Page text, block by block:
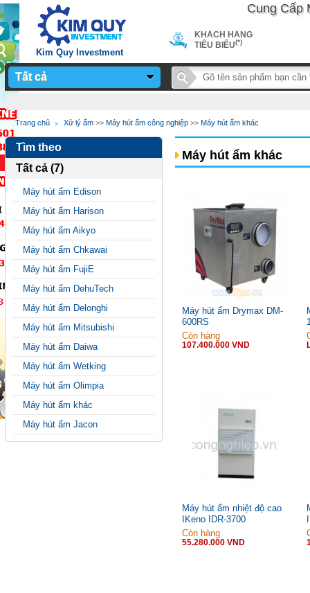
Cung Cấp
Kim Quy Investment
KHÁCH HÀNG
TIÊU BIỂU(*)
Tất cả
Notice : Undefined
variable: page_title in
/home/sieuthimay/domains/sieuthimaycongnghiep.vn/
on line 24
Trang chủ Xử lý ẩm >> Máy hút ẩm công nghiệp >> Máy hút ẩm khác
Tìm theo
Tất cả (7)
Máy hút ẩm Edison
Máy hút ẩm Harison
Máy hút ẩm Aikyo
Máy hút ẩm Chkawai
Máy hút ẩm FujiE
Máy hút ẩm DehuTech
Máy hút ẩm Delonghi
Máy hút ẩm Mitsubishi
Máy hút ẩm Daiwa
Máy hút ẩm Wetking
Máy hút ẩm Olimpia
Máy hút ẩm khác
Máy hút ẩm Jacon
Máy hút ẩm khác
Máy hút ẩm Drymax DM-
600RS
Còn hàng
107.400.000 VND
Máy hút ẩm nhiệt độ cao
IKeno IDR-3700
Còn hàng
55.280.000 VND